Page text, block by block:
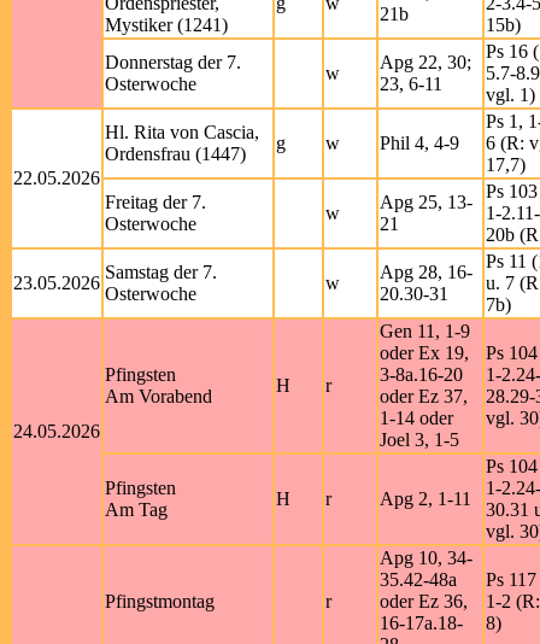
Mystiker (1241)
21b
15b)
Donnerstag der 7.
Osterwoche
w
Apg 22, 30;
23, 6-11
Ps 16
5.7-
vgl. 1)
22.05.2026
Hl. Rita von Cascia,
Ordensfrau (1447)
g w Phil 4, 4-9
Ps 1,
6 (R:
17,7)
Freitag der 7.
Osterwoche
w
Apg 25, 13-
21
Ps
1-
20b
23.05.2026
Samstag der 7.
Osterwoche
w
Apg 28, 16-
20.30-31
Ps 11
u. 7
7b)
24.05.2026
Pfingsten
Am Vorabend
H r
Gen 11, 1-9
oder Ex 19,
3-8a.16-20
oder Ez 37,
1-14 oder
Joel 3, 1-5
Ps
1-
vgl.
Pfingsten
Am Tag
H r Apg 2, 1-11
Ps
1-
30.31
vgl.
Pfingstmontag r
Apg 10, 34-
35.42-48a
oder Ez 36,
16-17a.18-
Ps
1-2
8)